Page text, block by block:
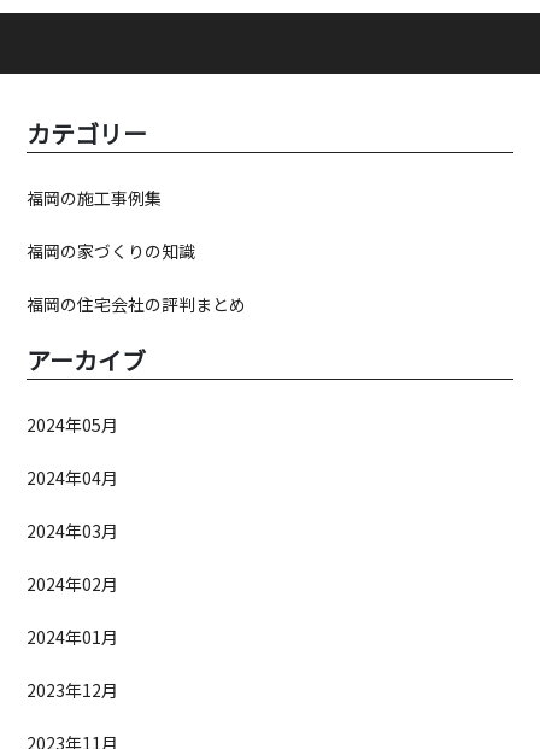
カテゴリー
福岡の施工事例集
福岡の家づくりの知識
福岡の住宅会社の評判まとめ
アーカイブ
2024年05月
2024年04月
2024年03月
2024年02月
2024年01月
2023年12月
2023年11月